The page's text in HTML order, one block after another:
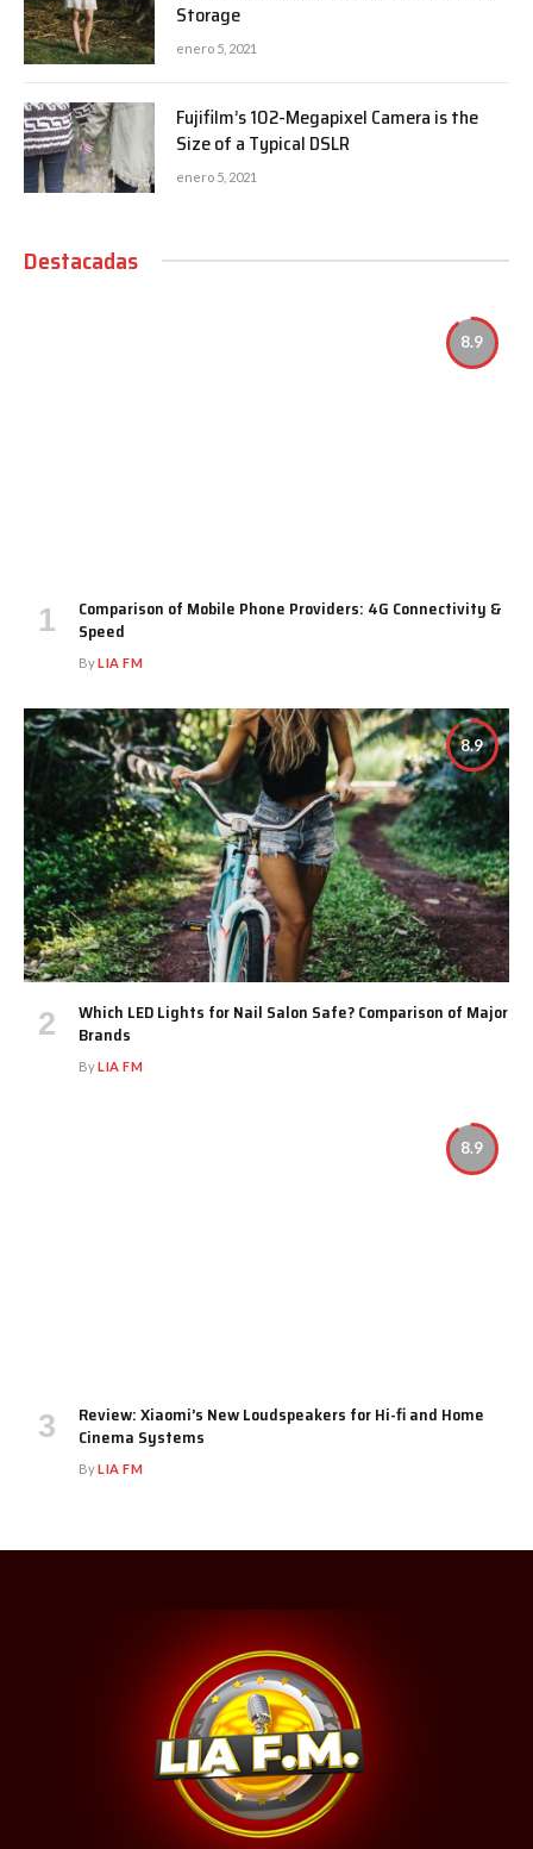
Storage
enero 5, 2021
Fujifilm’s 102-Megapixel Camera is the
Size of a Typical DSLR
enero 5, 2021
Destacadas
8.9
Comparison of Mobile Phone Providers: 4G Connectivity &
Speed
ByLIA FM
8.9
Which LED Lights for Nail Salon Safe? Comparison of Major
Brands
ByLIA FM
8.9
Review: Xiaomi’s New Loudspeakers for Hi-fi and Home
Cinema Systems
ByLIA FM